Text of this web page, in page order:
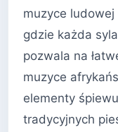
muzyce
gdzie każda
pozwala na
muzyce
elementy
tradycyjnych